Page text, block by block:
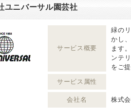
ユニバーサル園芸社
サービス概要
緑の
かし
ます
ンテ
をご
サービス属性
会社名 株式